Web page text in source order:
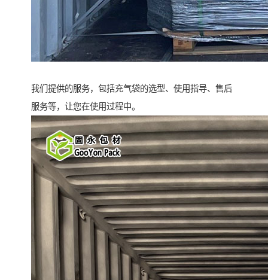
我们提供的服务，包括充气袋的选型、使用指导、售后
服务等，让您在使用过程中。